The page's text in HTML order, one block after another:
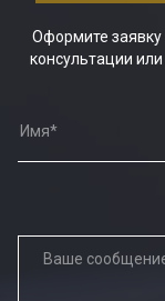
Оформите
консультации